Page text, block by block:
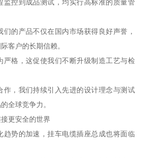
监控到成品测试，均实行高标准的质量管
的产品不仅在国内市场获得良好声誉，
客户的长期信赖。
严格，这促使我们不断升级制造工艺与检
作，我们持续引入先进的设计理念与测试
全球竞争力。
更安全的世界
趋势的加速，挂车电缆插座总成也将面临